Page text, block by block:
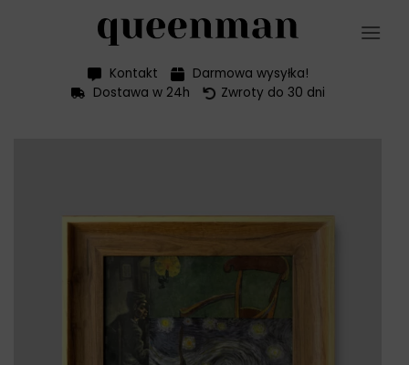
Kontakt
Darmowa wysyłka!
Dostawa w 24h
Zwroty do 30 dni